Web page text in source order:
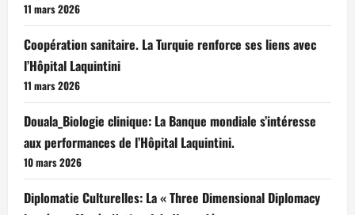
11 mars 2026
Coopération sanitaire. La Turquie renforce ses liens avec
l’Hôpital Laquintini
11 mars 2026
Douala_Biologie clinique: La Banque mondiale s’intéresse
aux performances de l’Hôpital Laquintini.
10 mars 2026
Diplomatie Culturelles: La « Three Dimensional Diplomacy